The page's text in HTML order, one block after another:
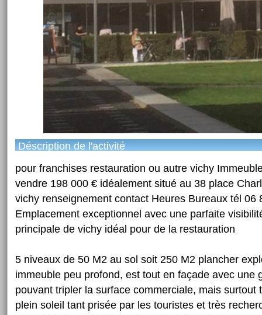
Déscription de l'activité
pour franchises restauration ou autre vichy
vendre 198 000 € idéalement situé au 38 place
vichy renseignement contact Heures Bureaux tél 06
Emplacement exceptionnel avec une parfaite
principale de vichy idéal pour de la restauration
5 niveaux de 50 M2 au sol soit 250 M2 plancher
immeuble peu profond, est tout en façade avec une
pouvant tripler la surface commerciale, mais surtout
plein soleil tant prisée par les touristes et très